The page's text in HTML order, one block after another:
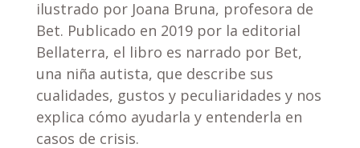
ilustrado por Joana Bruna, profesora de
Bet. Publicado en 2019 por la editorial
Bellaterra, el libro es narrado por Bet,
una niña autista, que describe sus
cualidades, gustos y peculiaridades y nos
explica cómo ayudarla y entenderla en
casos de crisis.